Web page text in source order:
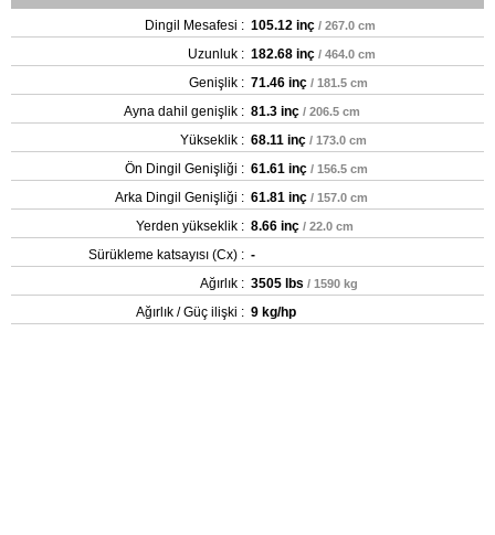
Dingil Mesafesi : 105.12 inç / 267.0 cm
Uzunluk : 182.68 inç / 464.0 cm
Genişlik : 71.46 inç / 181.5 cm
Ayna dahil genişlik : 81.3 inç / 206.5 cm
Yükseklik : 68.11 inç / 173.0 cm
Ön Dingil Genişliği : 61.61 inç / 156.5 cm
Arka Dingil Genişliği : 61.81 inç / 157.0 cm
Yerden yükseklik : 8.66 inç / 22.0 cm
Sürükleme katsayısı (Cx) : -
Ağırlık : 3505 lbs / 1590 kg
Ağırlık / Güç ilişki : 9 kg/hp